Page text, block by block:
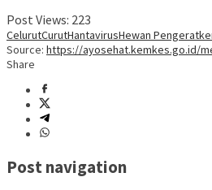
Post Views: 223
CelurutCurutHantavirusHewan Pengerat
Source: https://ayosehat.kemkes.go.id/
Share
Post navigation